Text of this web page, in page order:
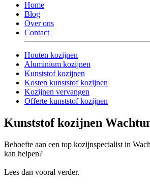
Home
Blog
Over ons
Contact
Houten kozijnen
Aluminium kozijnen
Kunststof kozijnen
Kosten kunststof kozijnen
Kozijnen vervangen
Offerte kunststof kozijnen
Kunststof kozijnen
Behoefte aan een top kozijnspecialist in
kan helpen?
Lees dan vooral verder.